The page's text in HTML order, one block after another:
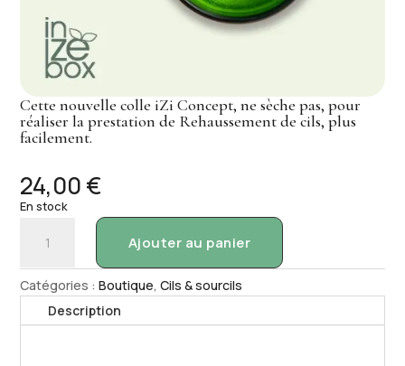
Cette nouvelle colle iZi Concept, ne sèche pas, pour
réaliser la prestation de Rehaussement de cils, plus
facilement.
24,00€
En stock
Balm
Glue
Ajouter au panier
Catégories :Boutique,Cils & sourcils
Description